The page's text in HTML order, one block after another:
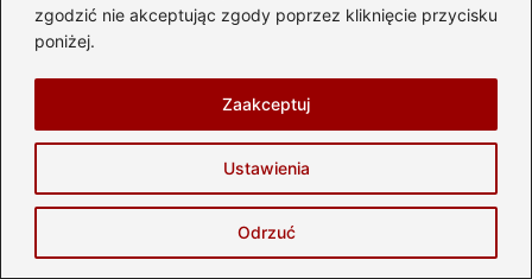
zgodzić nie akceptując zgody poprzez kliknięcie przycisku
poniżej.
Ustawienia
Odrzuć
Zaakceptuj
Dodaj komentarz
Twój adres email nie zostanie opublikowany.
Wymagane pola są oznaczone